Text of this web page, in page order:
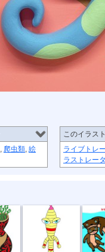
, 爬虫類, 絵
このイラス
ライブトレ
ラストレー